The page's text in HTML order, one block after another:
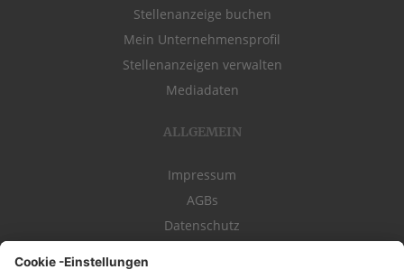
Stellenanzeige buchen
Mein Unternehmensprofil
Stellenanzeigen verwalten
Mediadaten
ALLGEMEIN
Impressum
AGBs
Datenschutz